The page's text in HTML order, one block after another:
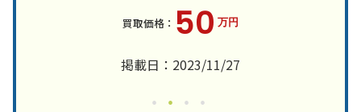
50 万円
掲載日：2023/11/27